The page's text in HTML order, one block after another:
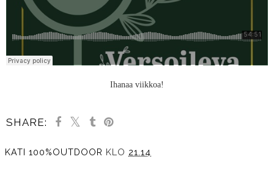
Ihanaa viikkoa!
SHARE:
KATI 100%OUTDOOR KLO 21.14